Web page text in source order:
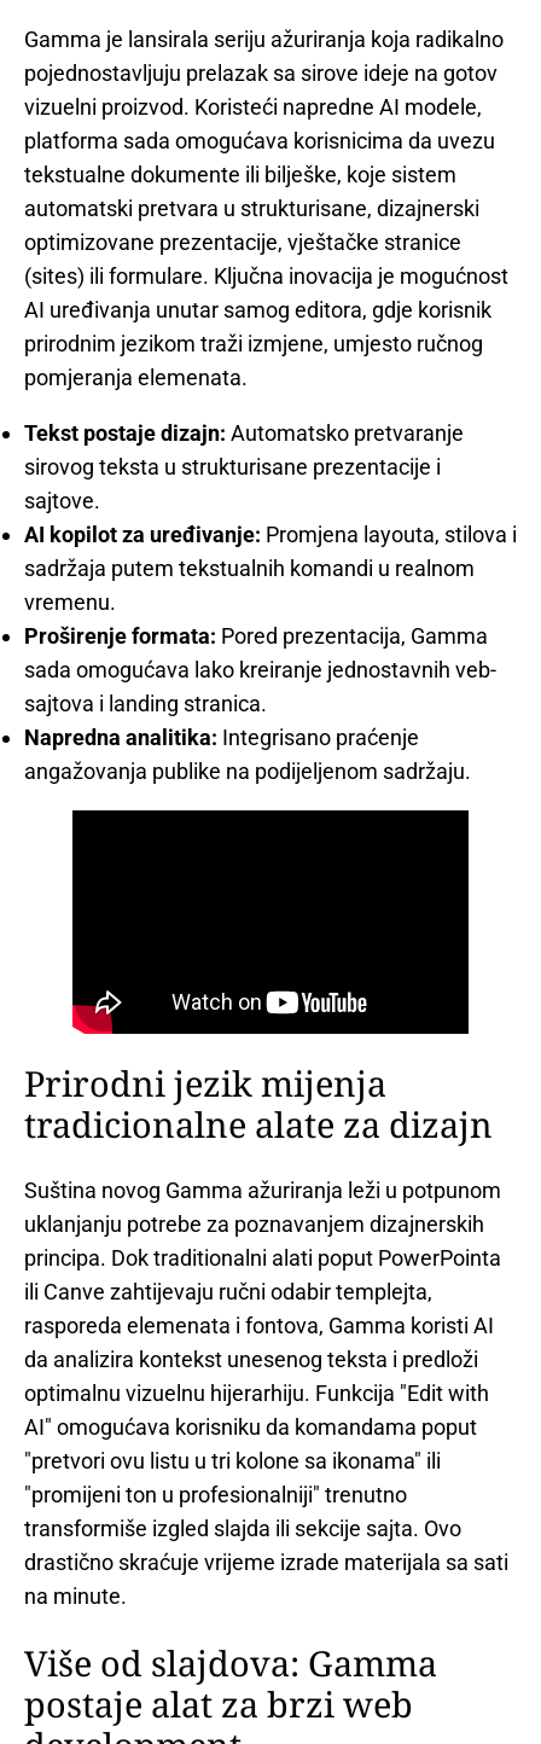
Gamma je lansirala seriju ažuriranja koja radikalno
pojednostavljuju prelazak sa sirove ideje na gotov
vizuelni proizvod. Koristeći napredne AI modele,
platforma sada omogućava korisnicima da uvezu
tekstualne dokumente ili bilješke, koje sistem
automatski pretvara u strukturisane, dizajnerski
optimizovane prezentacije, vještačke stranice
(sites) ili formulare. Ključna inovacija je mogućnost
AI uređivanja unutar samog editora, gdje korisnik
prirodnim jezikom traži izmjene, umjesto ručnog
pomjeranja elemenata.
Tekst postaje dizajn: Automatsko pretvaranje
sirovog teksta u strukturisane prezentacije i
sajtove.
AI kopilot za uređivanje: Promjena layouta, stilova i
sadržaja putem tekstualnih komandi u realnom
vremenu.
Proširenje formata: Pored prezentacija, Gamma
sada omogućava lako kreiranje jednostavnih veb-
sajtova i landing stranica.
Napredna analitika: Integrisano praćenje
angažovanja publike na podijeljenom sadržaju.
Prirodni jezik mijenja
tradicionalne alate za dizajn
Suština novog Gamma ažuriranja leži u potpunom
uklanjanju potrebe za poznavanjem dizajnerskih
principa. Dok traditionalni alati poput PowerPointa
ili Canve zahtijevaju ručni odabir templejta,
rasporeda elemenata i fontova, Gamma koristi AI
da analizira kontekst unesenog teksta i predloži
optimalnu vizuelnu hijerarhiju. Funkcija "Edit with
AI" omogućava korisniku da komandama poput
"pretvori ovu listu u tri kolone sa ikonama" ili
"promijeni ton u profesionalniji" trenutno
transformiše izgled slajda ili sekcije sajta. Ovo
drastično skraćuje vrijeme izrade materijala sa sati
na minute.
Više od slajdova: Gamma
postaje alat za brzi web